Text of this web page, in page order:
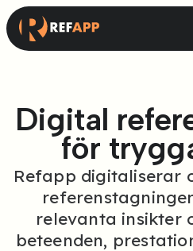
Digital
för
Refapp digitaliserar
relevanta insikter
beteenden,